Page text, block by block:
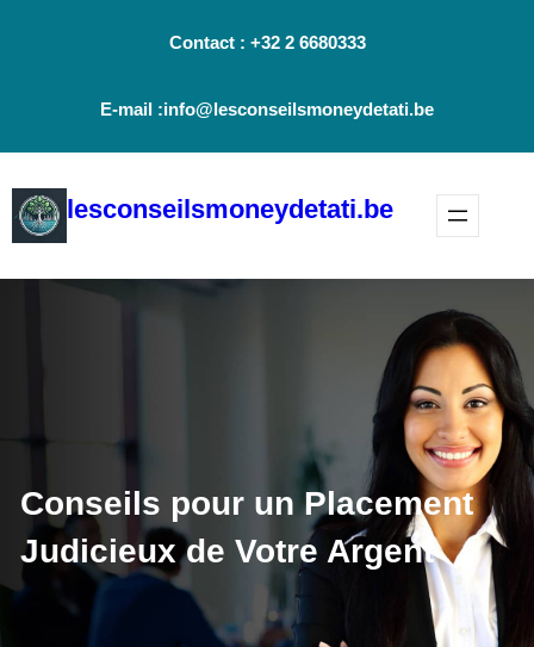
Contact : +32 2 6680333
E-mail :info@lesconseilsmoneydetati.be
lesconseilsmoneydetati.be
Conseils pour un Placement
Judicieux de Votre Argent